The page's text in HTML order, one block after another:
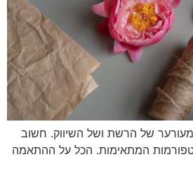
של הרשת ושל השיווק. חשוב
המתאימות. הכל על ההתאמה